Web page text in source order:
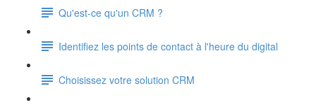
Qu'est-ce qu'un CRM ?
Identifiez les points de contact à l'heure du digital
Choisissez votre solution CRM